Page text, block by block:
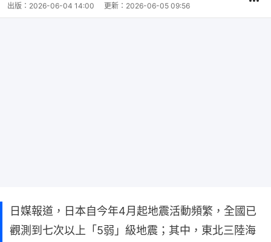
出版： 2026-06-04 14:00 更新： 2026-06-05 09:56
日媒報道，日本自今年4月起地震活動頻繁，全國已
觀測到七次以上「5弱」級地震；其中，東北三陸海